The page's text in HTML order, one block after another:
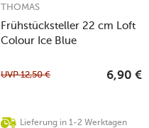
Frühstücksteller 22 cm Loft
Colour Ice Blue
THOMAS
Lieferung in 1-2 Werktagen
UVP12,50 € 6,90 €